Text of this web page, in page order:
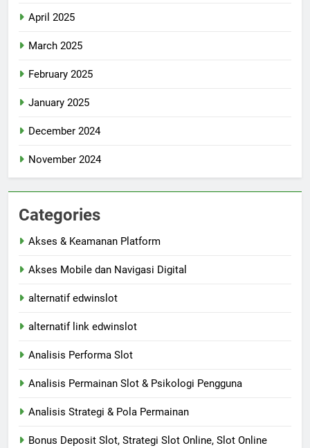
April 2025
March 2025
February 2025
January 2025
December 2024
November 2024
Categories
Akses & Keamanan Platform
Akses Mobile dan Navigasi Digital
alternatif edwinslot
alternatif link edwinslot
Analisis Performa Slot
Analisis Permainan Slot & Psikologi Pengguna
Analisis Strategi & Pola Permainan
Bonus Deposit Slot, Strategi Slot Online, Slot Online